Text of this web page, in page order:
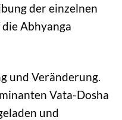
der einzelnen
Abhyanga
und Veränderung.
Vata-Dosha
und